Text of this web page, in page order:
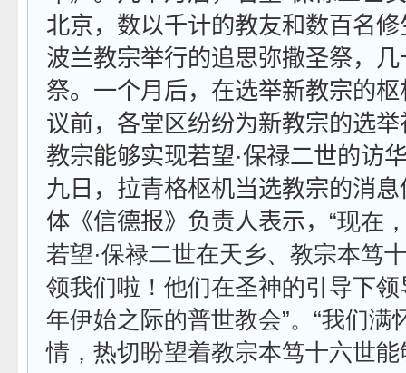
北京，数以千计的教友和数百名
波兰教宗举行的追思弥撒圣祭，
祭。一个月后，在选举新教宗的
议前，各堂区纷纷为新教宗的选举
教宗能够实现若望·保禄二世的访
九日，拉青格枢机当选教宗的消
体《信德报》负责人表示，“现在
若望·保禄二世在天乡、教宗本笃
领我们啦！他们在圣神的引导下
年伊始之际的普世教会”。 “我们满
情，热切盼望着教宗本笃十六世